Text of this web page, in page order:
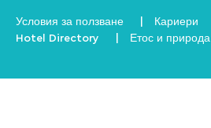
Условия за ползване Кариери
Hotel Directory
Етос и природа